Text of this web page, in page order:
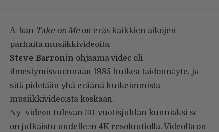
A-han Take on Meon eräs kaikkien aikojen
parhaita musiikkivideoita.
Steve Barronin ohjaama video oli
ilmestymisvuonnaan 1985 huikea taidonnäyte, ja
sitä pidetään yhä eräänä huikeimmista
musiikkivideoista koskaan.
Nyt videon tulevan 30-vuotisjuhlan kunniaksi se
on julkaistu uudelleen 4K-resoluutiolla. Videolla on